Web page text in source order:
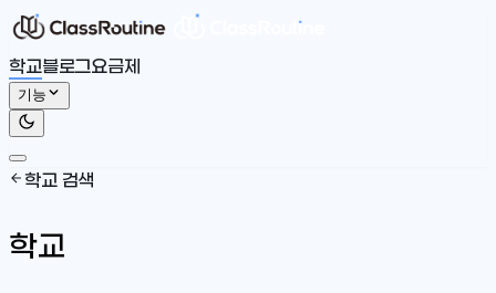
학교블로그요금제
기능
학교 검색
학교